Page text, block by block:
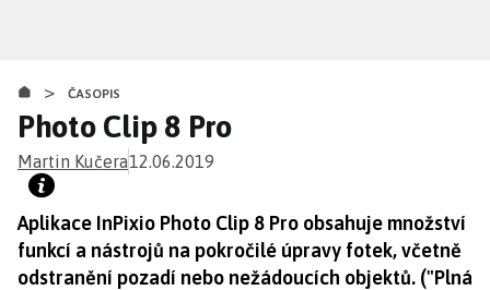
obsahu
> ČASOPIS
Photo Clip 8 Pro
Martin Kučera12.06.2019
Aplikace InPixio Photo Clip 8 Pro obsahuje množství
funkcí a nástrojů na pokročilé úpravy fotek, včetně
odstranění pozadí nebo nežádoucích objektů. ("Plná